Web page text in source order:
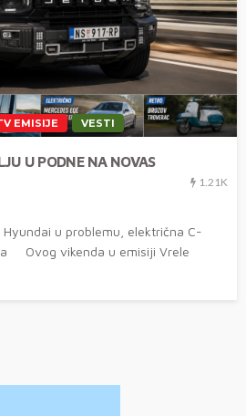
EMISIJE VESTI
U PODNE NA NOVAS
1.21K
u problemu, električna C-
Ovog vikenda u emisiji Vrele